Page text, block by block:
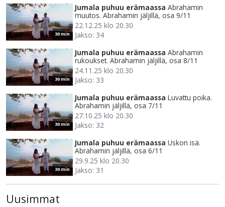
30 min
Jumala puhuu erämaassa Abrahamin
muutos. Abrahamin jäljillä, osa 9/11
22.12.25 klo 20.30
Jakso: 34
30 min
Jumala puhuu erämaassa Abrahamin
rukoukset. Abrahamin jäljillä, osa 8/11
24.11.25 klo 20.30
Jakso: 33
30 min
Jumala puhuu erämaassa Luvattu poika.
Abrahamin jäljillä, osa 7/11
27.10.25 klo 20.30
Jakso: 32
30 min
Jumala puhuu erämaassa Uskon isä.
Abrahamin jäljillä, osa 6/11
29.9.25 klo 20.30
Jakso: 31
Uusimmat